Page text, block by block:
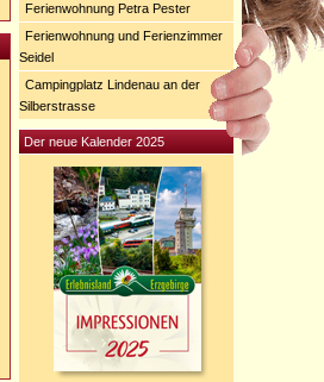
Ferienwohnung Petra Pester
Ferienwohnung und Ferienzimmer
Seidel
Campingplatz Lindenau an der
Silberstrasse
Der neue Kalender 2025